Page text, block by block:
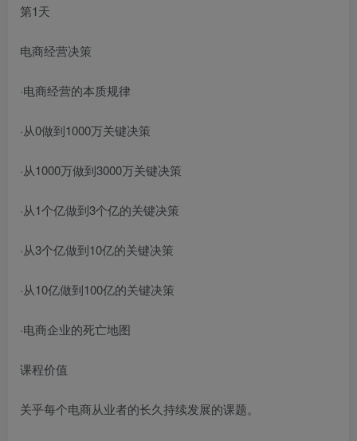
第1天
电商经营决策
·电商经营的本质规律
·从0做到1000万关键决策
·从1000万做到3000万关键决策
·从1个亿做到3个亿的关键决策
·从3个亿做到10亿的关键决策
·从10亿做到100亿的关键决策
·电商企业的死亡地图
课程价值
关乎每个电商从业者的长久持续发展的课题。